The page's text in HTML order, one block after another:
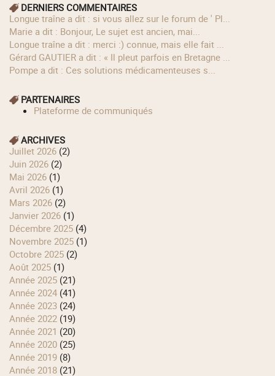
DERNIERS COMMENTAIRES
longue traîne a dit : si vous allez sur le forum de ' Pl...
Marie a dit : Bonjour, Le sujet est ancien, mai...
longue traîne a dit : merci :) connue, mais elle fait ...
Gérard GAUTIER a dit : « Il pleut parfois en Bretagne ...
Pompe a dit : Ces solutions médicamenteuses s...
PARTENAIRES
Plateforme de communiqués
ARCHIVES
juillet 2026 (2)
juin 2026 (2)
mai 2026 (1)
avril 2026 (1)
mars 2026 (2)
janvier 2026 (1)
décembre 2025 (4)
novembre 2025 (1)
octobre 2025 (2)
août 2025 (1)
année 2025 (21)
année 2024 (41)
année 2023 (24)
année 2022 (19)
année 2021 (20)
année 2020 (25)
année 2019 (8)
année 2018 (21)